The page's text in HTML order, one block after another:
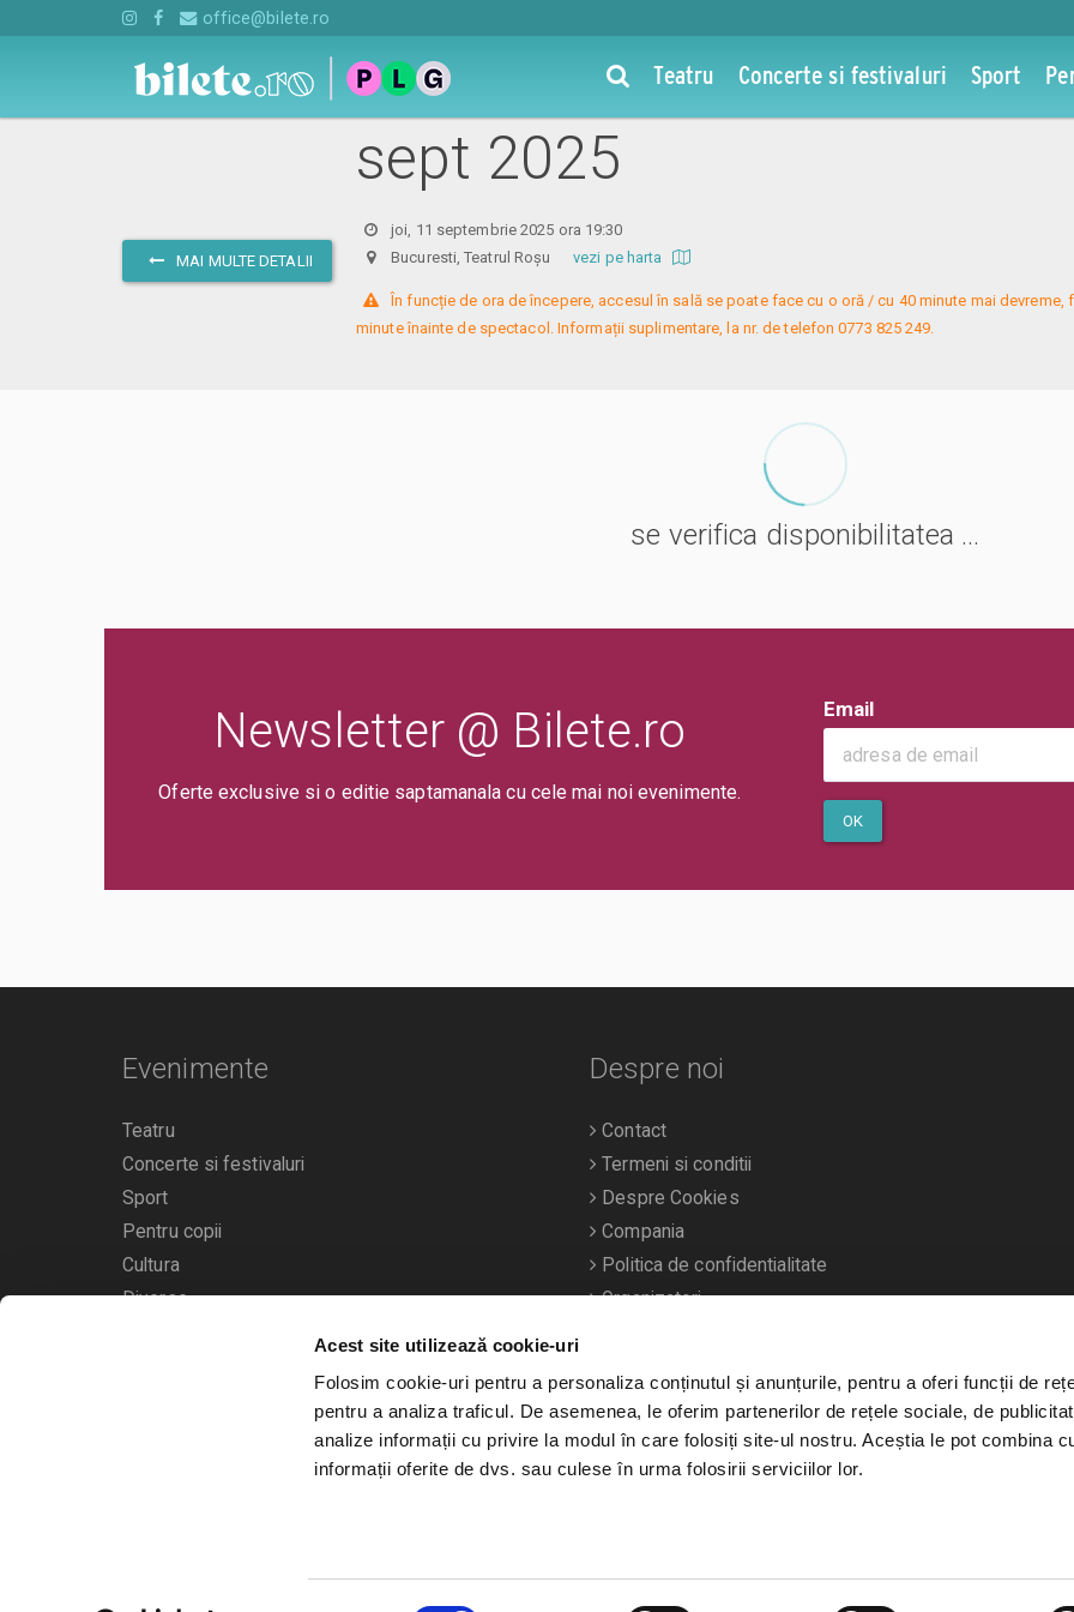
Acest site utilizează cookie-uri
Folosim cookie-uri pentru a personaliza conținutul și anunțurile, pentru a oferi funcții de
pentru a analiza traficul. De asemenea, le oferim partenerilor de rețele sociale, de
analize informații cu privire la modul în care folosiți site-ul nostru. Aceștia le pot combina
informații oferite de dvs. sau culese în urma folosirii serviciilor lor.
office@bilete.ro
Teatru Concerte si festivaluri Sport
MAI MULTE DETALII
Bilete la Burlac la 40 de ani
sept 2025
joi, 11 septembrie 2025 ora 19:30
Bucuresti, Teatrul Roșu vezi pe harta
În funcție de ora de începere, accesul în sală se poate face cu o oră / cu 40 minute mai devreme,
minute înainte de spectacol. Informații suplimentare, la nr. de telefon 0773 825 249.
se verifica disponibilitatea ...
Newsletter @ Bilete.ro
Oferte exclusive si o editie saptamanala cu cele mai noi evenimente.
Email
OK
Evenimente
Teatru
Concerte si festivaluri
Sport
Pentru copii
Cultura
Diverse
Calendarul evenimentelor
Despre noi
Contact
Termeni si conditii
Despre Cookies
Compania
Politica de confidentialitate
Organizatori
Bilete.ro